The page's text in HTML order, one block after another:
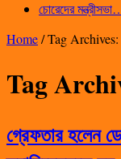
চোরেদের
Home/Tag
Tag
গ্রেফতার হলেন